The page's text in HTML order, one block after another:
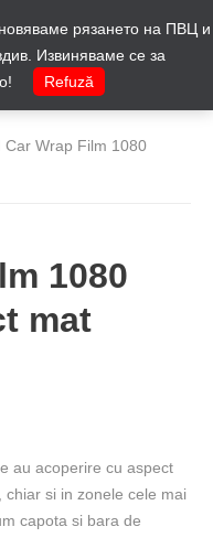
Car Wrap Film 1080
1080
mat
au acoperire cu aspect
chiar si in zonele cele mai
capota si bara de
рязането на ПВЦ и
Извиняваме се за
Refuză